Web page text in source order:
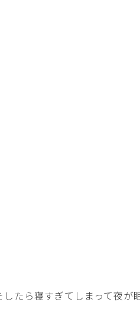
たら寝すぎてしまって夜が